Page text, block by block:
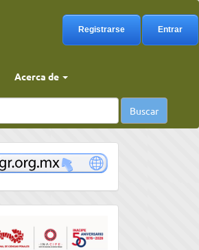
Registrarse Entrar
Acerca de
Buscar